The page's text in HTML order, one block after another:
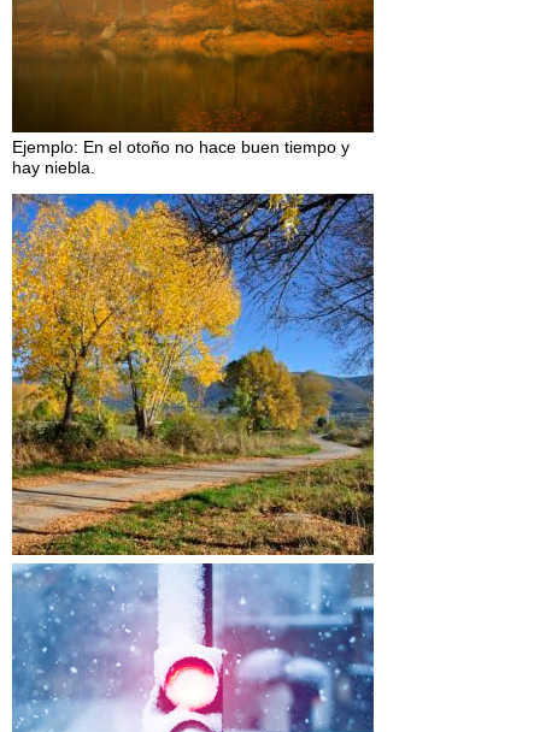
Ejemplo: En el otoño no hace buen tiempo y
hay niebla.